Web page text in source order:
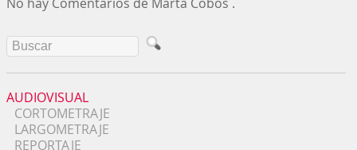
AUDIOVISUAL
CORTOMETRAJE
LARGOMETRAJE
REPORTAJE